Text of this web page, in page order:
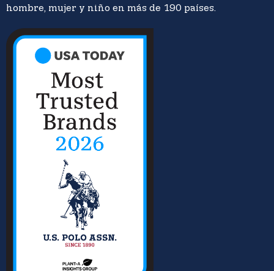
hombre, mujer y niño en más de 190 países.